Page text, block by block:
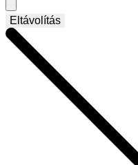
Eltávolítás